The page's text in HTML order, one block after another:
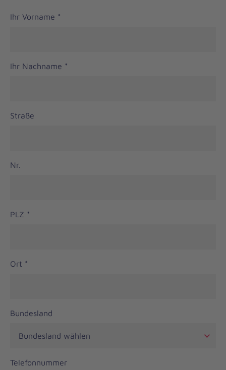
Ihr Vorname *
Ihr Nachname *
Straße
Nr.
PLZ *
Ort *
Bundesland
Telefonnummer